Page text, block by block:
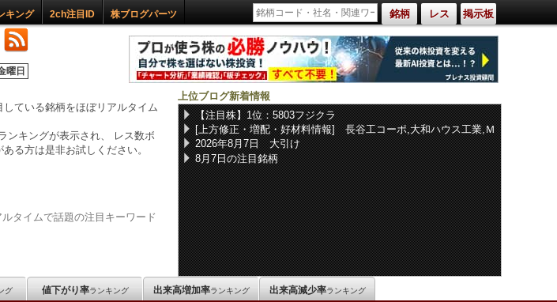
キング 2ch注目ID 株ブログパーツ 銘柄 レス 掲示板
曜日
ている銘柄をほぼリアルタイム
ンキングが表示され、 レス数ボ
る方は是非お試しください。
タイムで話題の注目キーワード
上位ブログ新着情報
【注目株】1位：5803フジクラ
[上方修正・増配・好材料情報] 長谷工コーポ,大和ハウス工業,Ｍ
ＩＣ,サンコーテクノ,中越パルプ工業,レゾナック,ダイキョーニシ
カワ,セプテーニ,ＪＸ金属,コスモエネルギ,フコク,ヨドコウ,三菱
マテリアル,しずおかフィナンシャルグループ,楽天銀行,ニッパツ,
栗田工業,ダイフク,日本金銭機械,ブラザー工業,湖北工業,能美防
災,レーザーテック,浜松ホトニクス,第一興商,島津製作所,ニコン,
フルヤ金属,
2026年8月7日 大引け
8月7日の注目銘柄
グ 値下がり率ランキング 出来高増加率ランキング 出来高減少率ランキング